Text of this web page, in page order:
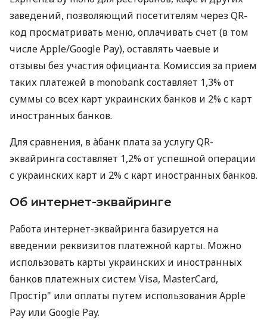
заведений, позволяющий посетителям через QR-
код просматривать меню, оплачивать счет (в том
числе Apple/Google Pay), оставлять чаевые и
отзывы без участия официанта. Комиссия за прием
таких платежей в monobank составляет 1,3% от
суммы со всех карт украинских банков и 2% с карт
иностранных банков.
Для сравнения, в àбанк плата за услугу QR-
эквайринга составляет 1,2% от успешной операции
с украинских карт и 2% с карт иностранных банков.
Об интернет-эквайринге
Работа интернет-эквайринга базируется на
введении реквизитов платежной карты. Можно
использовать карты украинских и иностранных
банков платежных систем Visa, MasterCard,
Простір" или оплаты путем использования Apple
Pay или Google Pay.